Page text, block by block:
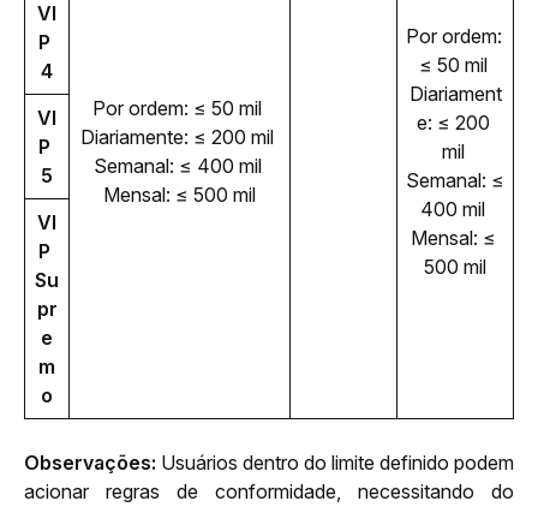
Por ordem: ≤ 50 mil
Diariamente: ≤ 200 mil
Semanal: ≤ 400 mil
Mensal: ≤ 500 mil
Por ordem:
≤ 50 mil
Diariament
e: ≤ 200
mil
Semanal: ≤
400 mil
Mensal: ≤
500 mil
VI
P
4
VI
P
5
VI
P
Su
pr
e
m
o
Observações: Usuários dentro do limite definido podem
acionar regras de conformidade, necessitando do